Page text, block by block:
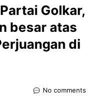
Golkar,
besar atas
di
No comments